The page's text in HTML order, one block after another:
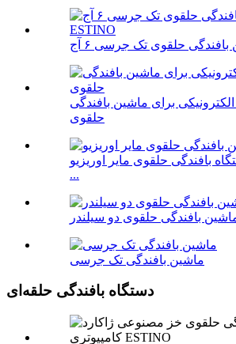
برای ماشین بافندگی
حلقوی
بافندگی حلقوی مایر اوریزیو
...
بافندگی حلقوی دو سیلندر
ماشین بافندگی تک جرسی
دستگاه بافندگی حلقه‌ای